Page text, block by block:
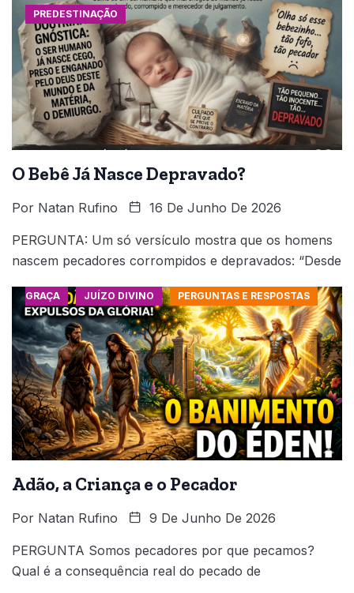
PREDESTINAÇÃO
O Bebê Já Nasce Depravado?
Por Natan Rufino 16 De Junho De 2026
PERGUNTA: Um só versículo mostra que os homens
nascem pecadores corrompidos e depravados: “Desde
GRAÇA JUÍZO DIVINO PERGUNTAS E RESPOSTAS
Adão, a Criança e o Pecador
Por Natan Rufino 9 De Junho De 2026
PERGUNTA Somos pecadores por que pecamos?
Qual é a consequência real do pecado de